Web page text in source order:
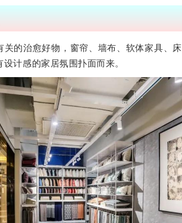
的治愈好物，窗帘、墙布、软体家具、
设计感的家居氛围扑面而来。